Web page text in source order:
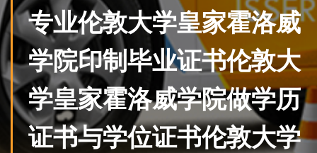
专业伦敦大学皇家霍洛威
学院印制毕业证书伦敦大
学皇家霍洛威学院做学历
证书与学位证书伦敦大学